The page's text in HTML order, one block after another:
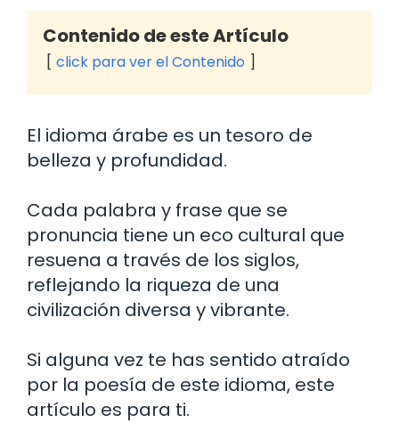
Contenido de este Artículo
click para ver el Contenido
El idioma árabe es un tesoro de
belleza y profundidad.
Cada palabra y frase que se
pronuncia tiene un eco cultural que
resuena a través de los siglos,
reflejando la riqueza de una
civilización diversa y vibrante.
Si alguna vez te has sentido atraído
por la poesía de este idioma, este
artículo es para ti.